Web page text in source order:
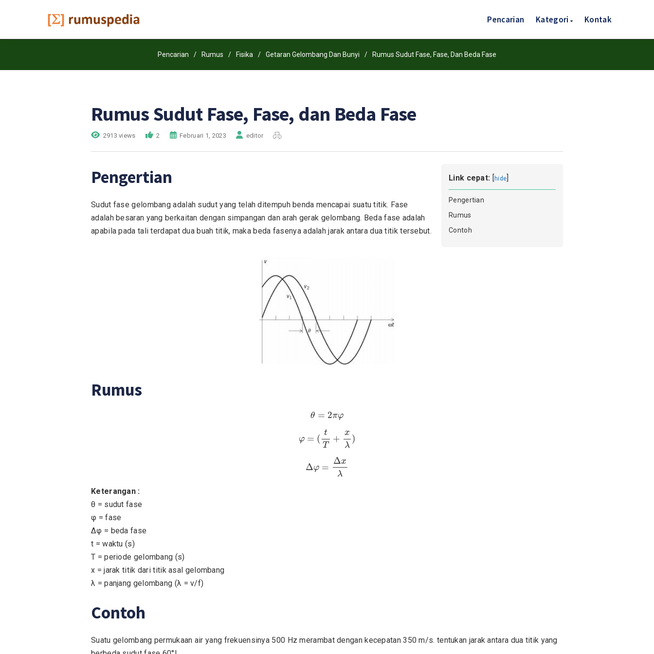
Pencarian Kategori Kontak
Pencarian / Rumus / Fisika / Getaran Gelombang Dan Bunyi / Rumus Sudut Fase, Fase, Dan Beda Fase
Rumus Sudut Fase, Fase, dan Beda Fase
2913 views 2 Februari 1, 2023 editor
Link cepat: [hide]
Pengertian
Rumus
Contoh
Pengertian
Sudut fase gelombang adalah sudut yang telah ditempuh benda mencapai suatu titik. Fase
adalah besaran yang berkaitan dengan simpangan dan arah gerak gelombang. Beda fase adalah
apabila pada tali terdapat dua buah titik, maka beda fasenya adalah jarak antara dua titik tersebut.
Rumus
θ = 2πφ
θ 2πφ
φ = (
t
T
+
x
λ
)
T )
Δφ =
Δx
λ
x
Keterangan :
θ = sudut fase
φ = fase
Δφ = beda fase
t = waktu (s)
T = periode gelombang (s)
x = jarak titik dari titik asal gelombang
λ = panjang gelombang (λ = v/f)
Contoh
Suatu gelombang permukaan air yang frekuensinya 500 Hz merambat dengan kecepatan 350 m/s. tentukan jarak antara dua titik yang